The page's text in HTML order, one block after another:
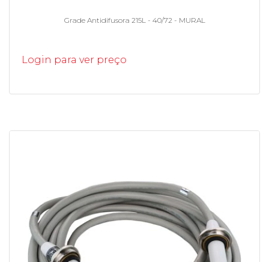
Grade Antidifusora 215L - 40/72 - MURAL
Login para ver preço